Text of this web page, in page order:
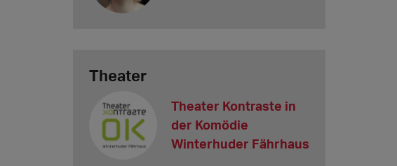
Theater
Theater Kontraste in
der Komödie
Winterhuder Fährhaus